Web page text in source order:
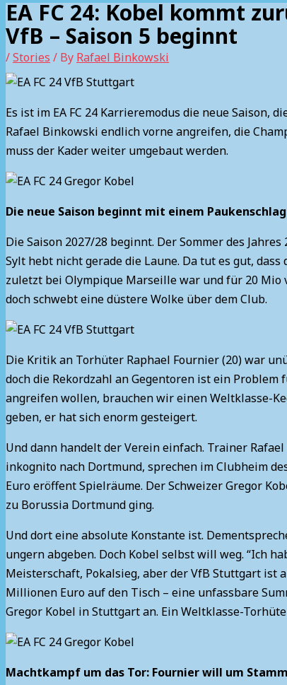
EA FC 24: Kobel kommt
VfB – Saison 5 beginnt
/Stories / By Rafael Binkowski
Es ist im EA FC 24 Karrieremodus die neue
Rafael Binkowski endlich vorne angreifen, die
muss der Kader weiter umgebaut werden.
Die neue Saison beginnt mit einem
Die Saison 2027/28 beginnt. Der Sommer des
Sylt hebt nicht gerade die Laune. Da tut es gut,
zuletzt bei Olympique Marseille war und für 20 Mio
doch schwebt eine düstere Wolke über dem Club.
Die Kritik an Torhüter Raphael Fournier (20) war
doch die Rekordzahl an Gegentoren ist ein
angreifen wollen, brauchen wir einen Weltklasse-
geben, er hat sich enorm gesteigert.
Und dann handelt der Verein einfach. Trainer
inkognito nach Dortmund, sprechen im Clubheim
Euro eröffent Spielräume. Der Schweizer Gregor
zu Borussia Dortmund ging.
Und dort eine absolute Konstante ist.
ungern abgeben. Doch Kobel selbst will weg. “Ich
Meisterschaft, Pokalsieg, aber der VfB Stuttgart ist
Millionen Euro auf den Tisch – eine unfassbare
Gregor Kobel in Stuttgart an. Ein Weltklasse-
Machtkampf um das Tor: Fournier will um